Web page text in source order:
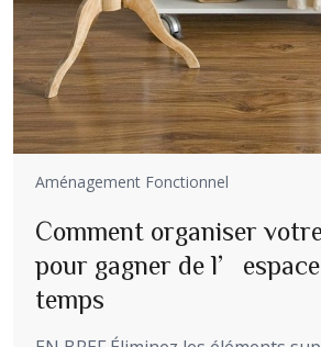
Aménagement Fonctionnel
Comment organiser
pour gagner de
temps